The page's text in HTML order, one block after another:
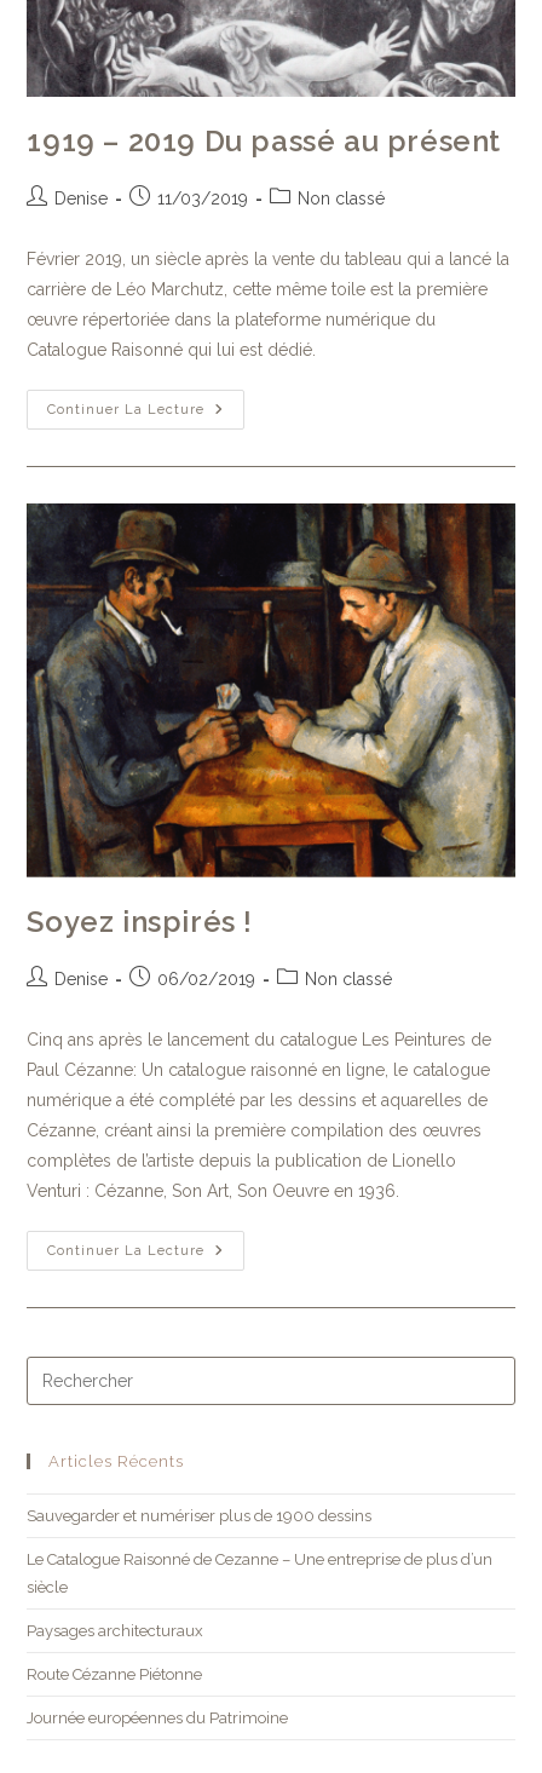
1919 – 2019 Du passé au présent
Denise 11/03/2019 Non classé
Février 2019, un siècle après la vente du tableau qui a lancé la
carrière de Léo Marchutz, cette même toile est la première
œuvre répertoriée dans la plateforme numérique du
Catalogue Raisonné qui lui est dédié.
Continuer La Lecture
Soyez inspirés !
Denise 06/02/2019 Non classé
Cinq ans après le lancement du catalogue Les Peintures de
Paul Cézanne: Un catalogue raisonné en ligne, le catalogue
numérique a été complété par les dessins et aquarelles de
Cézanne, créant ainsi la première compilation des œuvres
complètes de l’artiste depuis la publication de Lionello
Venturi : Cézanne, Son Art, Son Oeuvre en 1936.
Continuer La Lecture
Articles Récents
Sauvegarder et numériser plus de 1900 dessins
Le Catalogue Raisonné de Cezanne – Une entreprise de plus d’un
siècle
Paysages architecturaux
Route Cézanne Piétonne
Journée européennes du Patrimoine